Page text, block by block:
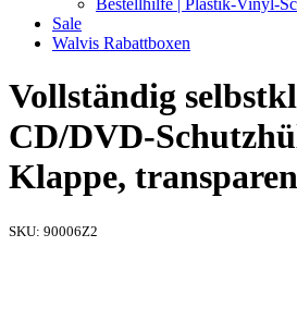
Sale
Walvis Rabattboxen
Vollständig
CD/DVD-
Klappe,
SKU: 90006Z2